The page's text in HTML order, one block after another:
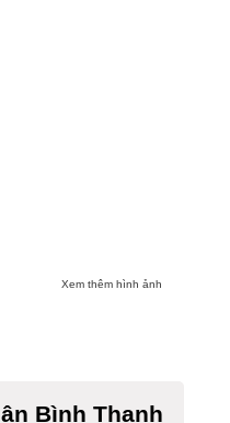
Xem thêm hình ảnh
Bình Thạnh